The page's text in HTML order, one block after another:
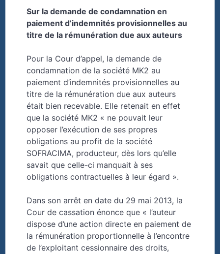
Sur la demande de condamnation en
paiement d’indemnités provisionnelles au
titre de la rémunération due aux auteurs
Pour la Cour d’appel, la demande de
condamnation de la société MK2 au
paiement d’indemnités provisionnelles au
titre de la rémunération due aux auteurs
était bien recevable. Elle retenait en effet
que la société MK2 « ne pouvait leur
opposer l’exécution de ses propres
obligations au profit de la société
SOFRACIMA, producteur, dès lors qu’elle
savait que celle-ci manquait à ses
obligations contractuelles à leur égard ».
Dans son arrêt en date du 29 mai 2013, la
Cour de cassation énonce que « l’auteur
dispose d’une action directe en paiement de
la rémunération proportionnelle à l’encontre
de l’exploitant cessionnaire des droits,